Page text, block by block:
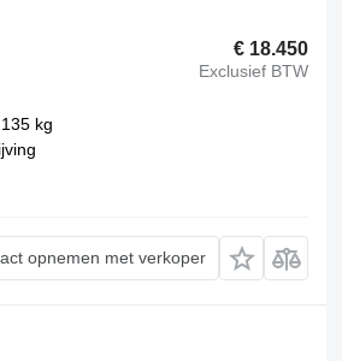
€ 18.450
Exclusief BTW
kg
opnemen met verkoper